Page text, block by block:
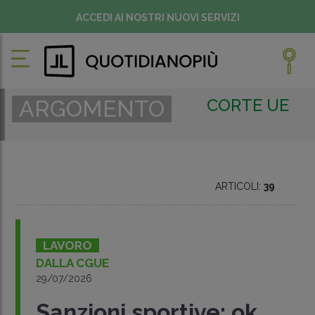
ACCEDI AI NOSTRI NUOVI SERVIZI
ARGOMENTO CORTE UE
ARTICOLI: 39
LAVORO
DALLA CGUE
29/07/2026